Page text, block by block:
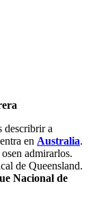
describrir a
en Australia.
admirarlos.
de Queensland.
Nacional de